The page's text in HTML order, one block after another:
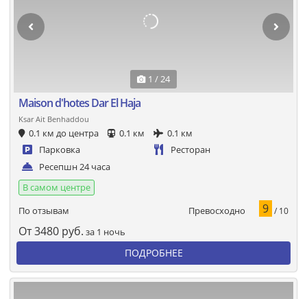
1 / 24
Maison d'hotes Dar El Haja
Ksar Ait Benhaddou
0.1 км до центра 0.1 км
0.1 км
Парковка
Ресторан
Ресепшн 24 часа
В самом центре
По отзывам
Превосходно 9 / 10
От3480 руб. за 1 ночь
ПОДРОБНЕЕ